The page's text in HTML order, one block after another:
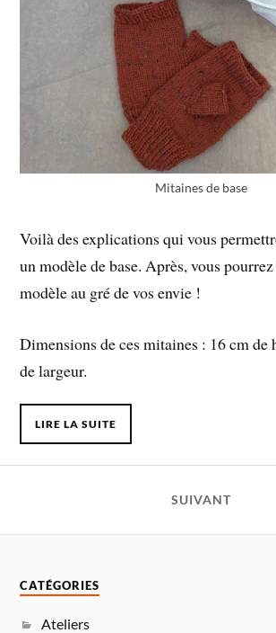
Mitaines de base
Voilà des explications qui vous
un modèle de base. Après, vous
modèle au gré de vos envie !
Dimensions de ces mitaines : 16 cm de
de largeur.
LIRE LA SUITE
SUIVANT
CATÉGORIES
Ateliers